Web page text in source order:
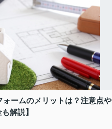
ォームのメリットは？注意点や
解説】